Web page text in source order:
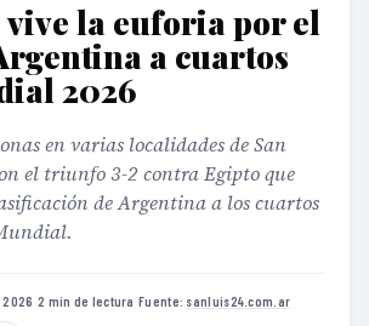
vive la euforia por el
a cuartos
2026
en varias localidades de San
el triunfo 3-2 contra Egipto que
de Argentina a los cuartos
2026 ·2 min de lectura ·Fuente: sanluis24.com.ar